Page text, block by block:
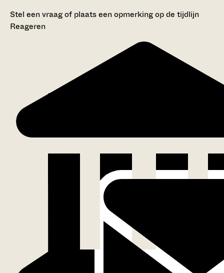
Stel een vraag of plaats een opmerking op de tijdlijn
Reageren